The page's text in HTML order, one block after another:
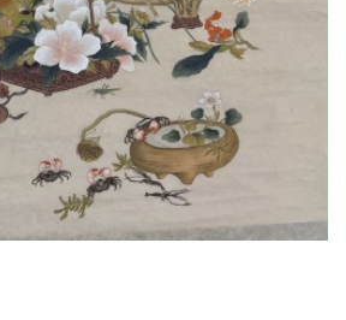
오산한국문화센터